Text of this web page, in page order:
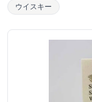
ウイスキー